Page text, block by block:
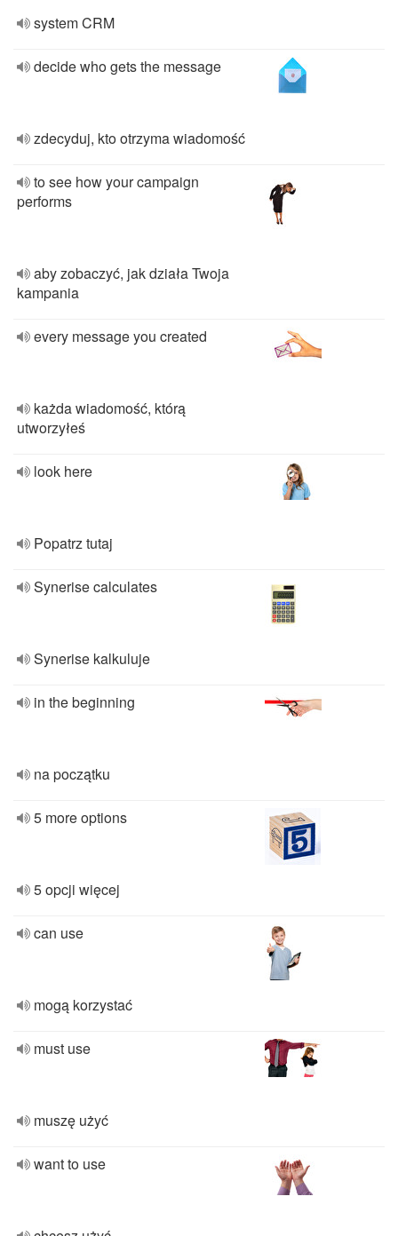
system CRM
decide who gets the message
zdecyduj, kto otrzyma wiadomość
to see how your campaign
performs
aby zobaczyć, jak działa Twoja
kampania
every message you created
każda wiadomość, którą
utworzyłeś
look here
Popatrz tutaj
Synerise calculates
Synerise kalkuluje
in the beginning
na początku
5 more options
5 opcji więcej
can use
mogą korzystać
must use
muszę użyć
want to use